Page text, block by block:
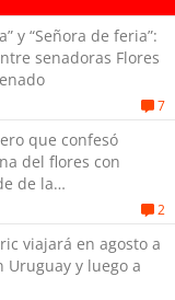
y “Señora de feria”:
senadoras Flores
7
que confesó
del flores con
de la
2
viajará en agosto a
y luego a